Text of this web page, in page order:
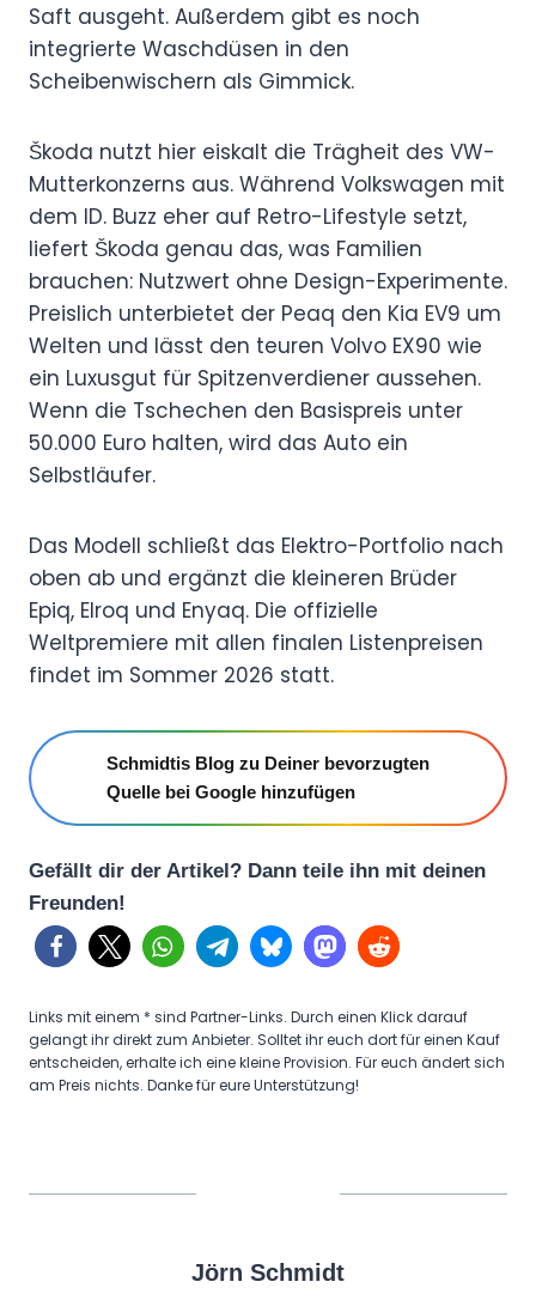
Saft ausgeht. Außerdem gibt es noch
integrierte Waschdüsen in den
Scheibenwischern als Gimmick.
Škoda nutzt hier eiskalt die Trägheit des VW-
Mutterkonzerns aus. Während Volkswagen mit
dem ID. Buzz eher auf Retro-Lifestyle setzt,
liefert Škoda genau das, was Familien
brauchen: Nutzwert ohne Design-Experimente.
Preislich unterbietet der Peaq den Kia EV9 um
Welten und lässt den teuren Volvo EX90 wie
ein Luxusgut für Spitzenverdiener aussehen.
Wenn die Tschechen den Basispreis unter
50.000 Euro halten, wird das Auto ein
Selbstläufer.
Das Modell schließt das Elektro-Portfolio nach
oben ab und ergänzt die kleineren Brüder
Epiq, Elroq und Enyaq. Die offizielle
Weltpremiere mit allen finalen Listenpreisen
findet im Sommer 2026 statt.
Schmidtis Blog zu Deiner bevorzugten
Quelle bei Google hinzufügen
Gefällt dir der Artikel? Dann teile ihn mit deinen
Freunden!
Links mit einem * sind Partner-Links. Durch einen Klick darauf
gelangt ihr direkt zum Anbieter. Solltet ihr euch dort für einen Kauf
entscheiden, erhalte ich eine kleine Provision. Für euch ändert sich
am Preis nichts. Danke für eure Unterstützung!
Jörn Schmidt